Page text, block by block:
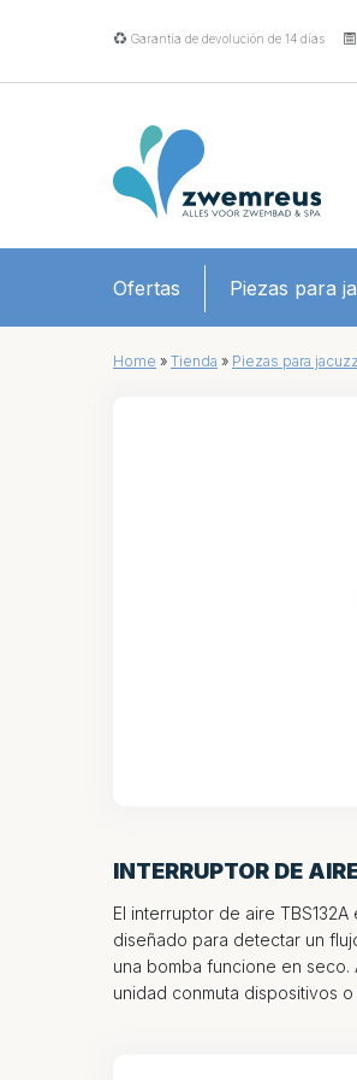
Garantía de devolución de 14 días
Ofertas Piezas para
Home » Tienda » Piezas para
INTERRUPTOR DE
El interruptor de aire
diseñado para detectar un
una bomba funcione en
unidad conmuta dispositivos